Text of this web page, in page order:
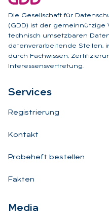
Die Gesellschaft für
(GDD) ist der gemeinnützige
technisch umsetzbaren
datenverarbeitende Stellen,
durch Fachwissen,
Interessensvertretung.
Ser­vices
Registrierung
Kontakt
Probeheft bestellen
Fakten
Me­dia